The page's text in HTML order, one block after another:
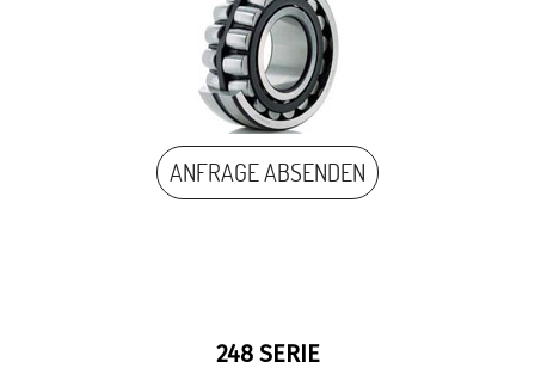
ANFRAGE ABSENDEN
248 SERIE